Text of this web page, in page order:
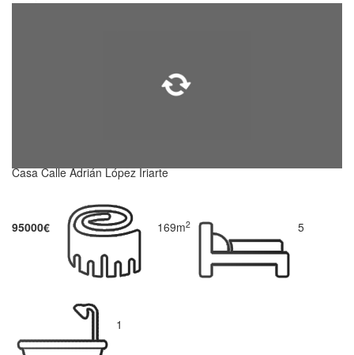
Casa Calle Adrián López Iriarte
95000€ 169m2 5
1